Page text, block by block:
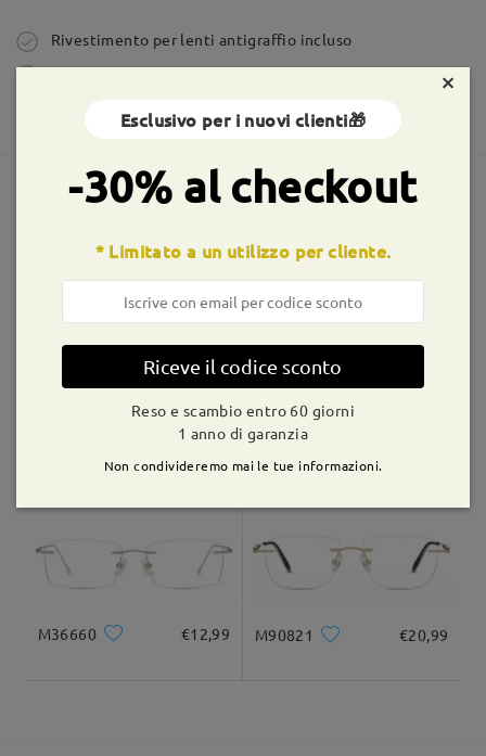
Ordine effettuato
tempi di spedizione
5-7 giorni lavorativi dettagli
Spedito
shipping time
9-21 giorni lavorativi dettagli
Consegnato
Rivestimento per lenti antigraffio incluso
Reso e cambio entro 60 giorni
365 giorni di garanzia
€20,99 T41174
M36660 €12,99 M90821 €20,99
×
Esclusivo per i nuovi clienti🎁
-30% al checkout
* Limitato a un utilizzo per cliente.
Riceve il codice sconto
Reso e scambio entro 60 giorni
1 anno di garanzia
Non condivideremo mai le tue informazioni.